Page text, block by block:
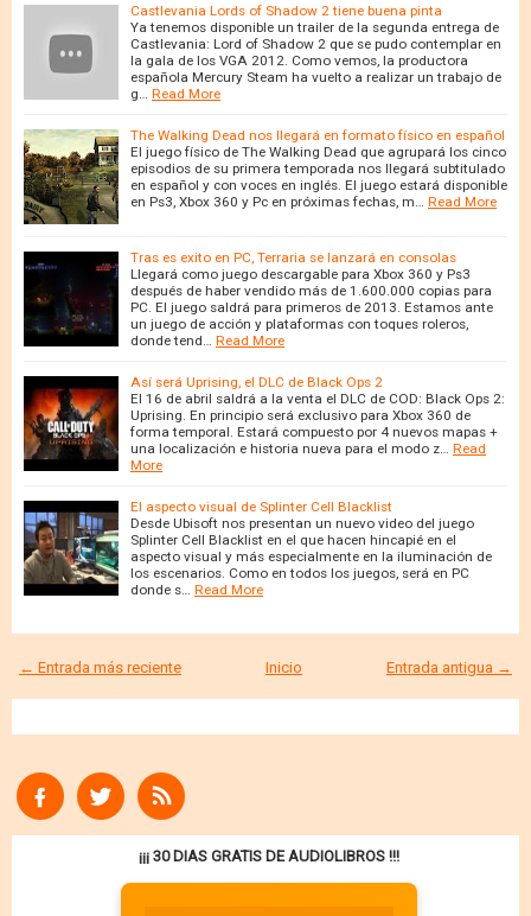
Castlevania Lords of Shadow 2 tiene buena pinta
Ya tenemos disponible un trailer de la segunda entrega de
Castlevania: Lord of Shadow 2 que se pudo contemplar en
la gala de los VGA 2012. Como vemos, la productora
española Mercury Steam ha vuelto a realizar un trabajo de
g…
Read More
The Walking Dead nos llegará en formato físico en español
El juego físico de The Walking Dead que agrupará los cinco
episodios de su primera temporada nos llegará subtitulado
en español y con voces en inglés. El juego estará disponible
en Ps3, Xbox 360 y Pc en próximas fechas, m…
Read More
Tras es exito en PC, Terraria se lanzará en consolas
Llegará como juego descargable para Xbox 360 y Ps3
después de haber vendido más de 1.600.000 copias para
PC. El juego saldrá para primeros de 2013. Estamos ante
un juego de acción y plataformas con toques roleros,
donde tend…
Read More
Así será Uprising, el DLC de Black Ops 2
El 16 de abril saldrá a la venta el DLC de COD: Black Ops 2:
Uprising. En principio será exclusivo para Xbox 360 de
forma temporal. Estará compuesto por 4 nuevos mapas +
una localización e historia nueva para el modo z…
Read
More
El aspecto visual de Splinter Cell Blacklist
Desde Ubisoft nos presentan un nuevo video del juego
Splinter Cell Blacklist en el que hacen hincapié en el
aspecto visual y más especialmente en la iluminación de
los escenarios. Como en todos los juegos, será en PC
donde s…
Read More
← Entrada más reciente Entrada antigua →
Inicio
¡¡¡ 30 DIAS GRATIS DE AUDIOLIBROS !!!